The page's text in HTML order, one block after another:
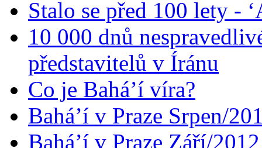
Stalo se před 100 lety -
10 000 dnů
představitelů v Íránu
Co je Bahá’í víra?
Bahá’í v Praze Srpen/
Bahá’í v Praze Září/2012